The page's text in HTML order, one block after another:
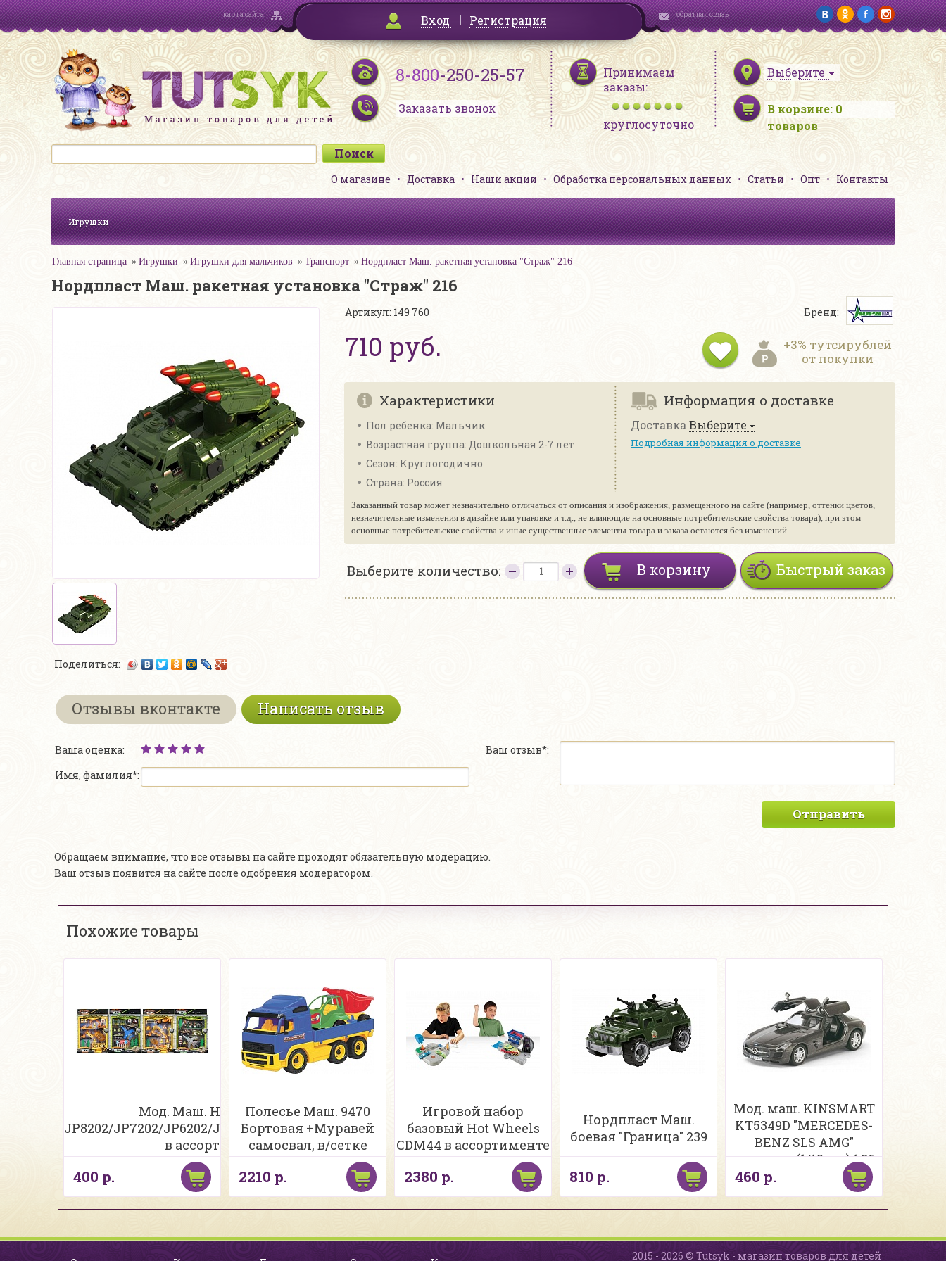
карта сайта Вход Регистрация обратная связь
8-800-250-25-57
Заказать звонок
Принимаем
заказы:
круглосуточно
Выберите
В корзине: 0
товаров
О магазине Доставка Наши акции Обработка персональных данных Статьи Опт Контакты
Игрушки
Главная страница Игрушки Игрушки для мальчиков Транспорт Нордпласт Маш. ракетная установка "Страж" 216
Нордпласт Маш. ракетная установка "Страж" 216
Поделиться:
Артикул: 149 760
710 руб.
Бренд:
+3% тутсирублей
от покупки
Характеристики
Пол ребенка: Мальчик
Возрастная группа: Дошкольная 2-7 лет
Сезон: Круглогодично
Страна: Россия
Информация о доставке
Доставка Выберите
Подробная информация о доставке
Заказанный товар может незначительно отличаться от описания и изображения, размещенного на сайте (например, оттенки цветов,
незначительные изменения в дизайне или упаковке и т.д., не влияющие на основные потребительские свойства товара), при этом
основные потребительские свойства и иные существенные элементы товара и заказа остаются без изменений.
Выберите количество: Быстрый заказ
В корзину
Отзывы вконтакте Написать отзыв
Ваша оценка:
Имя, фамилия*:
Ваш отзыв*:
Отправить
Обращаем внимание, что все отзывы на сайте проходят обязательную модерацию.
Ваш отзыв появится на сайте после одобрения модератором.
Похожие товары
Мод. Маш. Набор спецслужб
JP8202/JP7202/JP6202/JP5202/JP3202/JP2202/JP1202
в ассортименте н/бл
400 р.
Полесье Маш. 9470
Бортовая +Муравей
самосвал, в/сетке
2210 р.
Игровой набор
базовый Hot Wheels
CDM44 в ассортименте
2380 р.
Нордпласт Маш.
боевая "Граница" 239
810 р.
Мод. маш. KINSMART
KT5349D "MERCEDES-
BENZ SLS AMG"
инерция (1/12шт.) 1:36
460 р.
2015 - 2026 © Tutsyk - магазин товаров для детей